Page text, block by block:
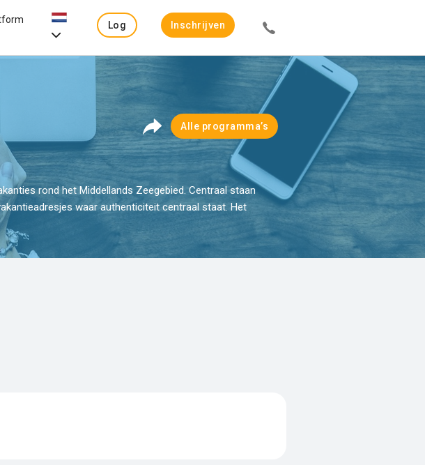
Log
Inschrijven
Alle programma’s
rond het Middellands Zeegebied. Centraal staan
waar authenticiteit centraal staat. Het